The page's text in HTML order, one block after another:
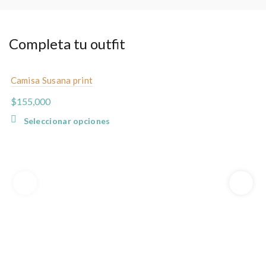
Completa tu outfit
Camisa Susana print
$155,000
Seleccionar opciones